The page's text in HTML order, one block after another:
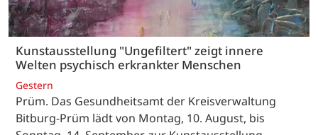
Kunstausstellung "Ungefiltert" zeigt innere
Welten psychisch erkrankter Menschen
Gestern
Prüm. Das Gesundheitsamt der Kreisverwaltung
Bitburg-Prüm lädt von Montag, 10. August, bis